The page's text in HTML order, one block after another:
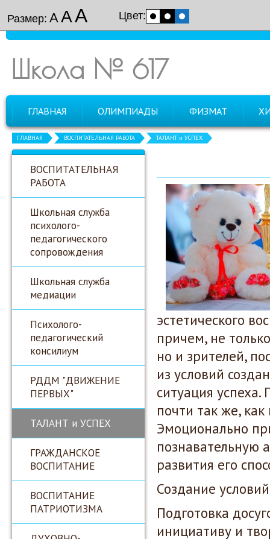
Размер: ААА Цвет:
Школа № 617
ГЛАВНАЯ ОЛИМПИАДЫ ФИЗМАТ
ГЛАВНАЯ ВОСПИТАТЕЛЬНАЯ РАБОТА ТАЛАНТ и УСПЕХ
ВОСПИТАТЕЛЬНАЯ
РАБОТА
Школьная служба
психолого-
педагогического
сопровождения
Школьная служба
медиации
Психолого-
педагогический
консилиум
РДДМ "ДВИЖЕНИЕ
ПЕРВЫХ"
ТАЛАНТ и УСПЕХ
ГРАЖДАНСКОЕ
ВОСПИТАНИЕ
ВОСПИТАНИЕ
ПАТРИОТИЗМА
эстетического
причем, не
но и зрителей,
из условий
ситуация успеха.
почти так же,
Эмоционально
познавательную
развития его
Создание
Подготовка
инициативу и